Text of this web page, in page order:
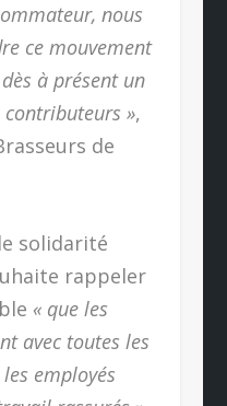
nous
ce mouvement
à présent un
»,
de
solidarité
rappeler
« que les
avec toutes les
employés